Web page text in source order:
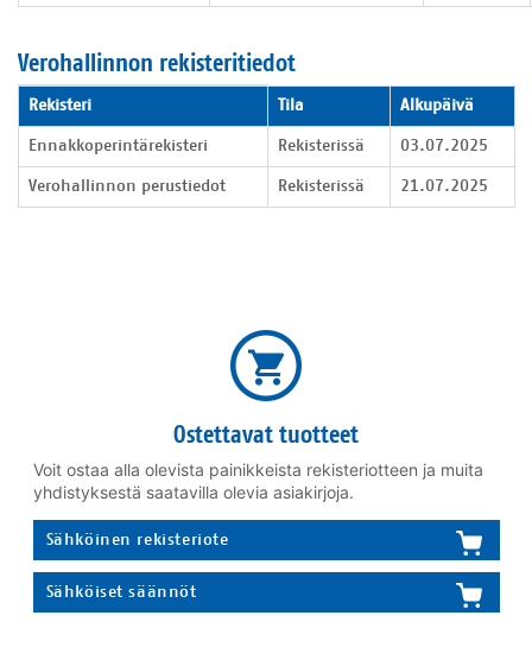
Verohallinnon rekisteritiedot
Verohallinnon rekisteritiedot
Rekisteri Tila Alkupäivä
Ennakkoperintärekisteri Rekisterissä 03.07.2025
Verohallinnon perustiedot Rekisterissä 21.07.2025
Ostettavat tuotteet
Voit ostaa alla olevista painikkeista rekisteriotteen ja muita
yhdistyksestä saatavilla olevia asiakirjoja.
Sähköinen rekisteriote
Sähköiset säännöt